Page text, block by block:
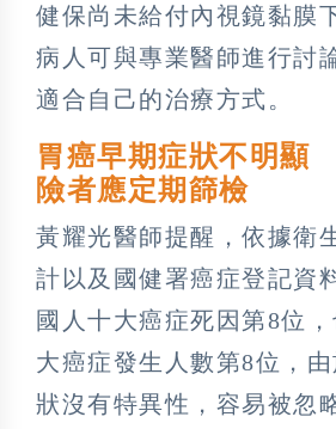
健保尚未給付內視鏡黏膜
病人可與專業醫師進行討
適合自己的治療方式。
胃癌早期症狀不明顯
險者應定期篩檢
黃耀光醫師提醒，依據衛
計以及國健署癌症登記資
國人十大癌症死因第8位
大癌症發生人數第8位，
狀沒有特異性，容易被忽